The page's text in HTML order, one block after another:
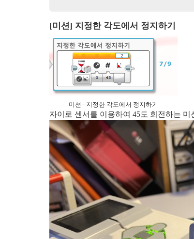
[미션] 지정한 각도에서 정지하기
미션 - 지정한 각도에서 정지하기
자이로 센서를 이용하여 45도 회전하는